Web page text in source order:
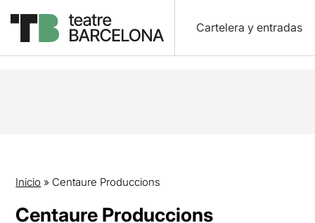
Cartelera y entradas
Inicio » Centaure Produccions
Centaure Produccions